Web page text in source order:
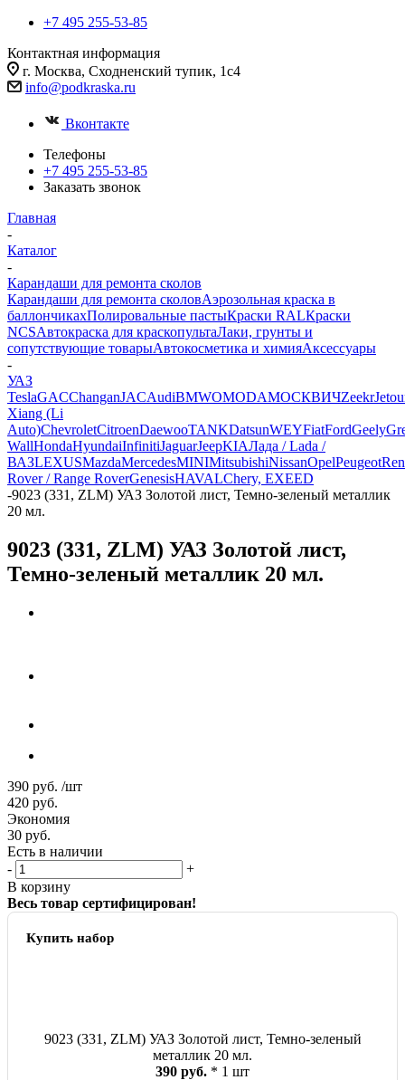
+7 495 255-53-85
Контактная информация
г. Москва, Сходненский тупик, 1с4
info@podkraska.ru
Вконтакте
Телефоны
+7 495 255-53-85
Заказать звонок
Главная
-
Каталог
-
Карандаши для ремонта сколов
Карандаши для ремонта сколовАэрозольная краска в
баллончикахПолировальные пастыКраски RALКраски
NCSАвтокраска для краскопультаЛаки, грунты и
сопутствующие товарыАвтокосметика и химияАксессуары
-
УАЗ
TeslaGACChanganJACAudiBMWOMODAМОСКВИЧZeekr
Xiang (Li
Auto)ChevroletCitroenDaewooTANKDatsunWEYFiatFordGeely
WallHondaHyundaiInfinitiJaguarJeepKIAЛада / Lada /
ВАЗLEXUSMazdaMercedesMINIMitsubishiNissanOpelPeugeot
Rover / Range RoverGenesisHAVALChery, EXEED
-9023 (331, ZLM) УАЗ Золотой лист, Темно-зеленый металлик
20 мл.
9023 (331, ZLM) УАЗ Золотой лист,
Темно-зеленый металлик 20 мл.
390 руб. /шт
420 руб.
Экономия
30 руб.
Есть в наличии
-
+
В корзину
Весь товар сертифицирован!
Купить набор
9023 (331, ZLM) УАЗ Золотой лист, Темно-зеленый
металлик 20 мл.
390 руб. * 1 шт